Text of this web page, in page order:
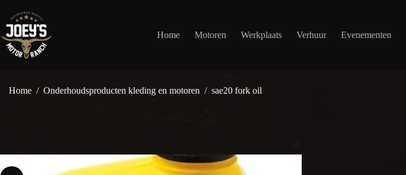
naar
de
inhoud
Home Motoren Werkplaats Verhuur Evenementen
Home / Onderhoudsproducten kleding en motoren / sae20 fork oil